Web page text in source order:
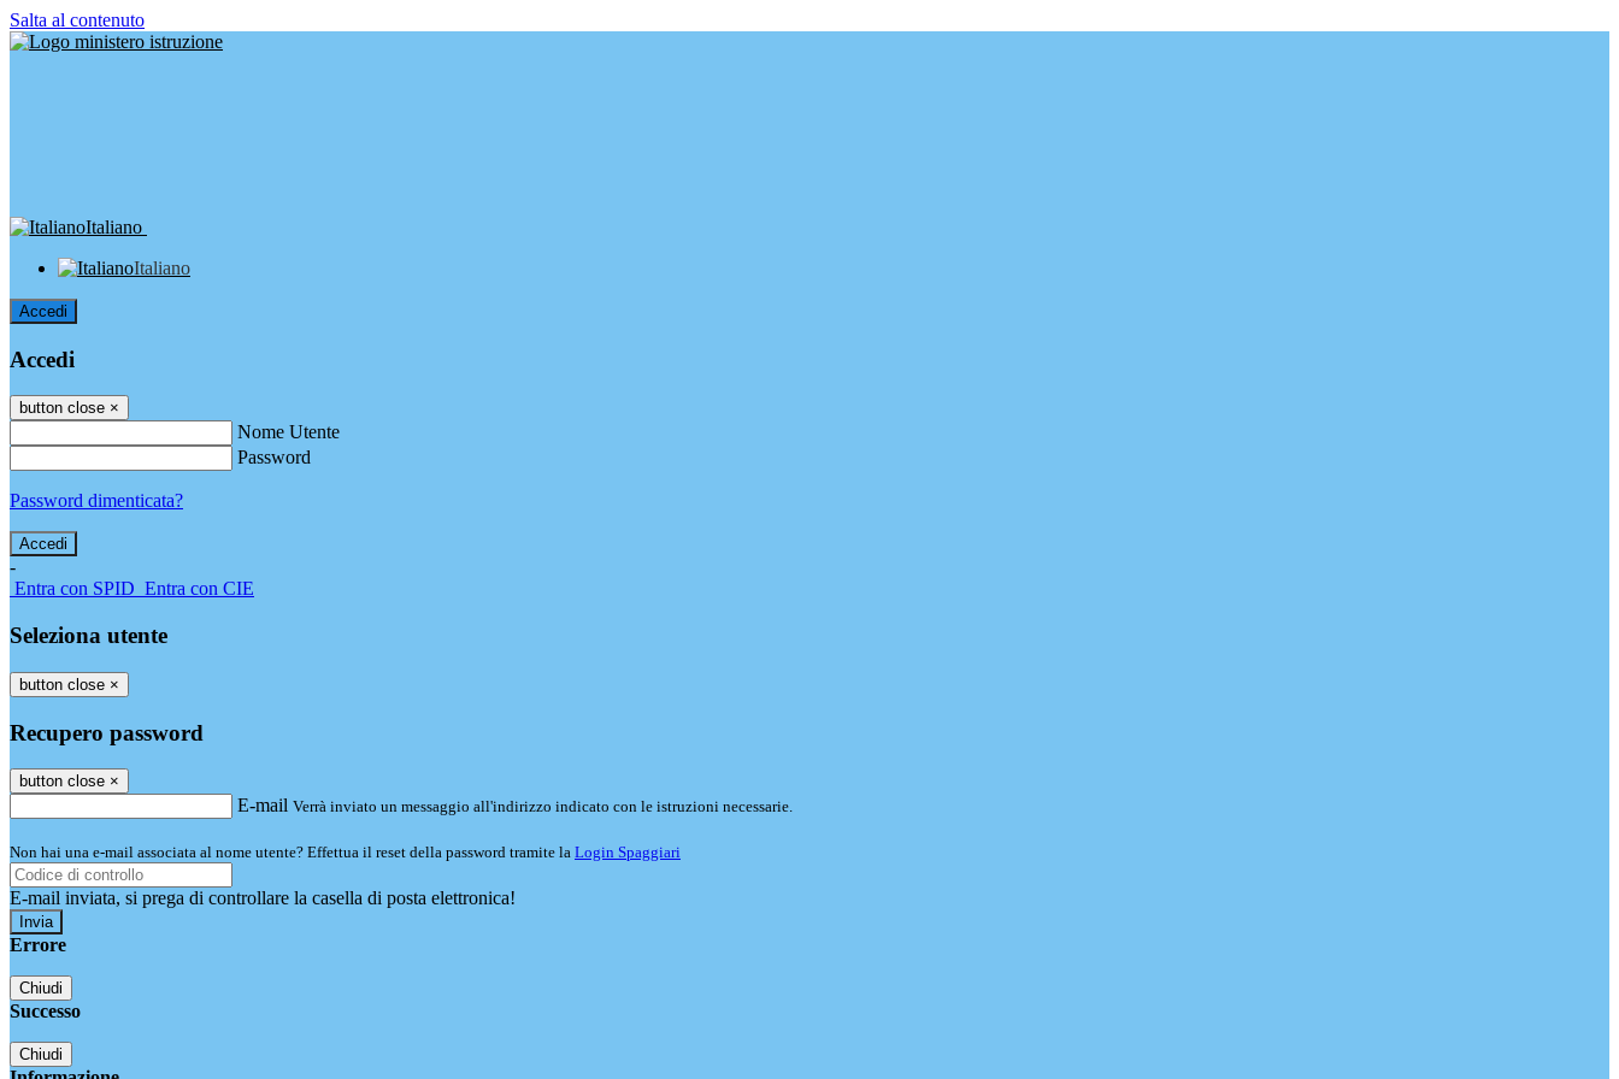
Salta al contenuto
Italiano
Italiano
Accedi
Accedi
button close ×
Nome Utente
Password
Password dimenticata?
-
Entra con SPID Entra con CIE
Seleziona utente
button close ×
Recupero password
button close ×
E-mail Verrà inviato un messaggio all'indirizzo indicato con le istruzioni necessarie.
Non hai una e-mail associata al nome utente? Effettua il reset della password tramite la Login Spaggiari
E-mail inviata, si prega di controllare la casella di posta elettronica!
Errore
Chiudi
Successo
Chiudi